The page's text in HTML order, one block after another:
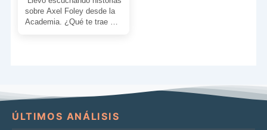
sobre Axel Foley desde la
Academia. ¿Qué te trae de
ÚLTIMOS ANÁLISIS